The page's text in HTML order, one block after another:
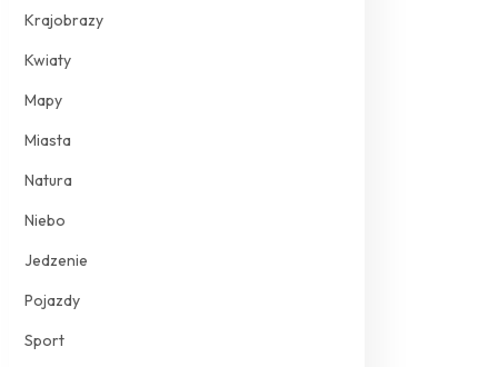
Krajobrazy
Kwiaty
Mapy
Miasta
Natura
Niebo
Jedzenie
Pojazdy
Sport